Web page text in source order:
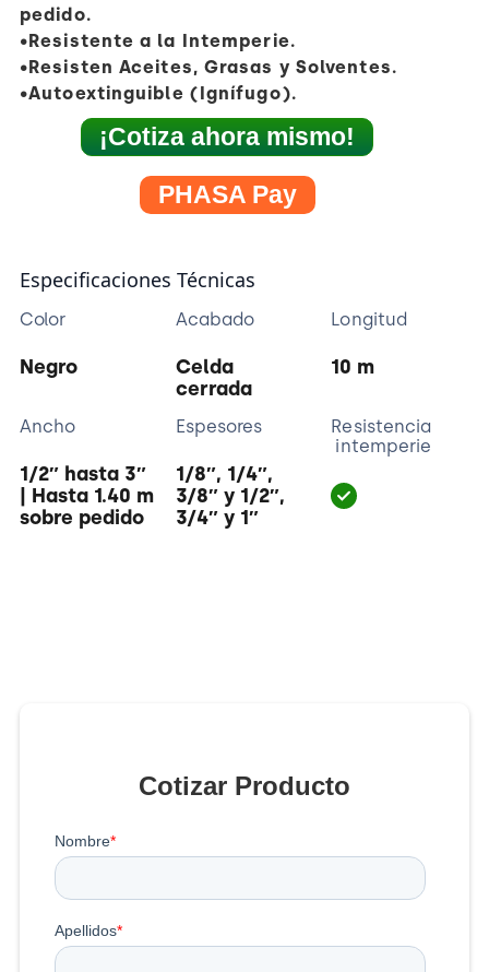
pedido.
•Resistente a la Intemperie.
•Resisten Aceites, Grasas y Solventes.
•Autoextinguible (Ignífugo).
¡Cotiza ahora mismo!
PHASA Pay
Especificaciones Técnicas
Color
Negro
Acabado
Celda
cerrada
Longitud
10 m
Ancho
1/2″ hasta 3″
| Hasta 1.40 m
sobre pedido
Espesores
1/8″, 1/4″,
3/8″ y 1/2″,
3/4″ y 1″
Resistencia
intemperie
Cotizar Producto